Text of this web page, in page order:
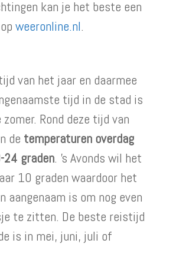
kan je het beste een
weeronline.nl.
van het jaar en daarmee
tijd in de stad is
zomer. Rond deze tijd van
de temperaturen overdag
graden. ’s Avonds wil het
10 graden waardoor het
aangenaam is om nog even
te zitten. De beste reistijd
is in mei, juni, juli of